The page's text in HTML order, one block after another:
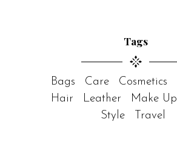
Tags
Bags Care Cosmetics
Hair
Leather Make Up
Style
Travel